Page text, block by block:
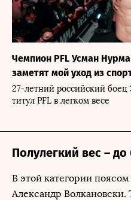
Чемпион PFL Усман
заметят мой уход из
27-летний российский боец
титул PFL в легком весе
Полулегкий вес – до
В этой категории поясом
Александр